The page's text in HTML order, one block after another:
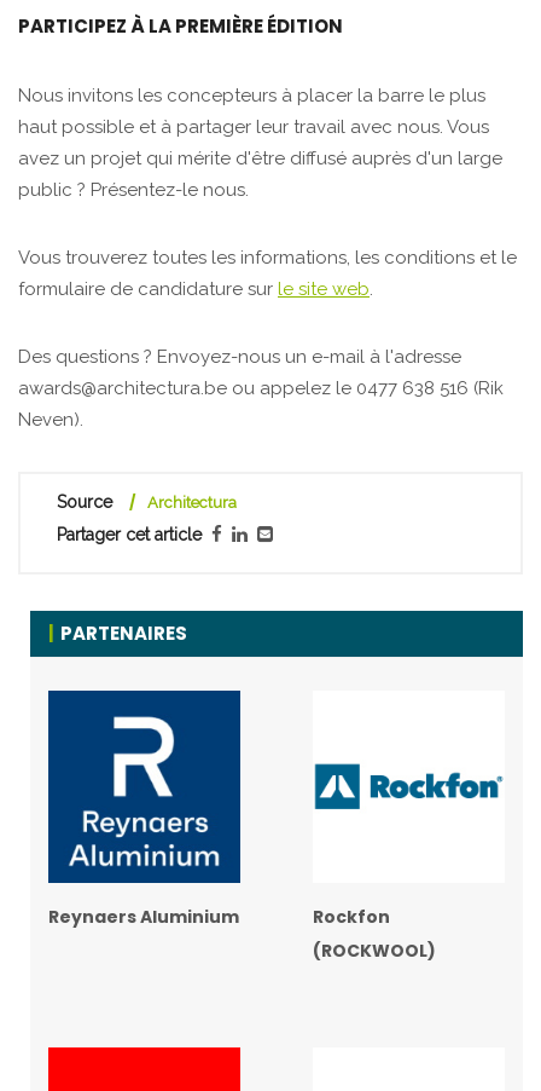
PARTICIPEZ À LA PREMIÈRE ÉDITION
Nous invitons les concepteurs à placer la barre le plus
haut possible et à partager leur travail avec nous. Vous
avez un projet qui mérite d'être diffusé auprès d'un large
public ? Présentez-le nous.
Vous trouverez toutes les informations, les conditions et le
formulaire de candidature sur le site web.
Des questions ? Envoyez-nous un e-mail à l'adresse
awards@architectura.be ou appelez le 0477 638 516 (Rik
Neven).
Source Architectura
Partager cet article
PARTENAIRES
Reynaers Aluminium
Rockfon
(ROCKWOOL)